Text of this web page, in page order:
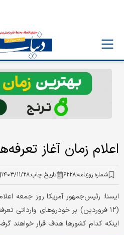
اعلام زمان آغاز
شماره روزنامه:۶۲۲۸ تاریخ چاپ:۱۴۰۳/۱۱/۲۸
ایسنا: رئیس‌‌جمهور آمریکا روز جمعه
(۱۲ فروردین) بر خودروهای وارداتی
اینکه کدام کشورها هدف قرار خواهند